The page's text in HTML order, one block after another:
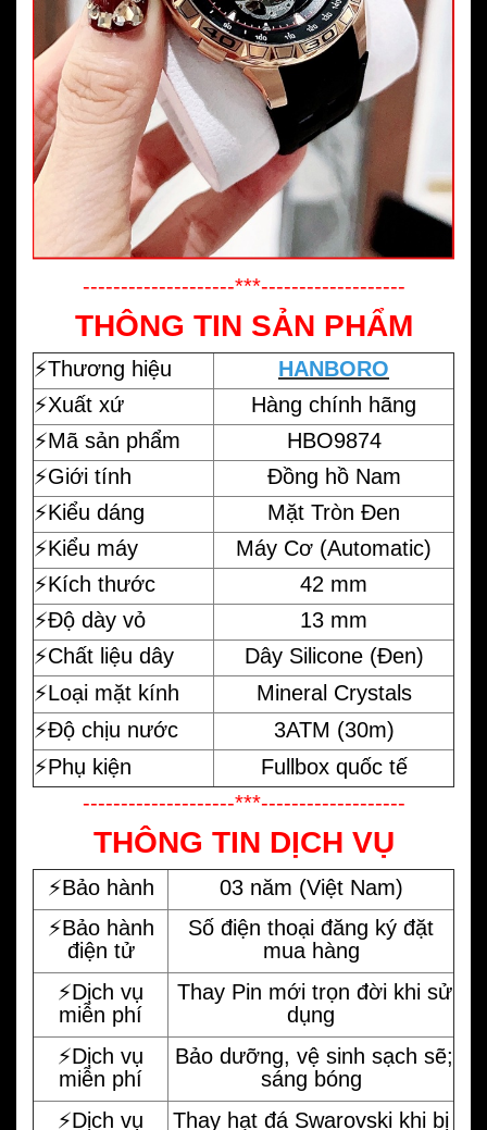
--------------------***-------------------
THÔNG TIN SẢN PHẨM
⚡️Thương hiệu HANBORO
⚡️Xuất xứ
Hàng chính hãng
⚡️Mã sản phẩm
HBO9874
⚡️Giới tính
Đồng hồ Nam
⚡️Kiểu dáng
Mặt Tròn Đen
⚡️Kiểu máy
Máy Cơ (Automatic)
⚡️Kích thước
42 mm
⚡️Độ dày vỏ
13 mm
⚡️Chất liệu dây
Dây Silicone (Đen)
⚡️Loại mặt kính
Mineral Crystals
⚡️Độ chịu nước
3ATM (30m)
⚡️Phụ kiện
Fullbox quốc tế
--------------------***-------------------
THÔNG TIN DỊCH VỤ
⚡️Bảo hành
03 năm (Việt Nam)
⚡️Bảo hành
điện tử
Số điện thoại đăng ký đặt
mua hàng
⚡️Dịch vụ
miễn phí
Thay Pin mới trọn đời khi sử
dụng
⚡️Dịch vụ
miễn phí
Bảo dưỡng, vệ sinh sạch sẽ;
sáng bóng
⚡️Dịch vụ
Thay hạt đá Swarovski khi bị